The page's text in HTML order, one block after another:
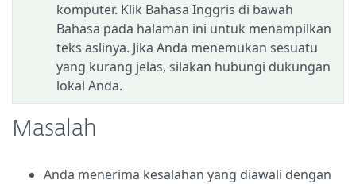
komputer. Klik Bahasa Inggris di bawah
Bahasa pada halaman ini untuk menampilkan
teks aslinya. Jika Anda menemukan sesuatu
yang kurang jelas, silakan hubungi dukungan
lokal Anda.
Masalah
Anda menerima kesalahan yang diawali dengan